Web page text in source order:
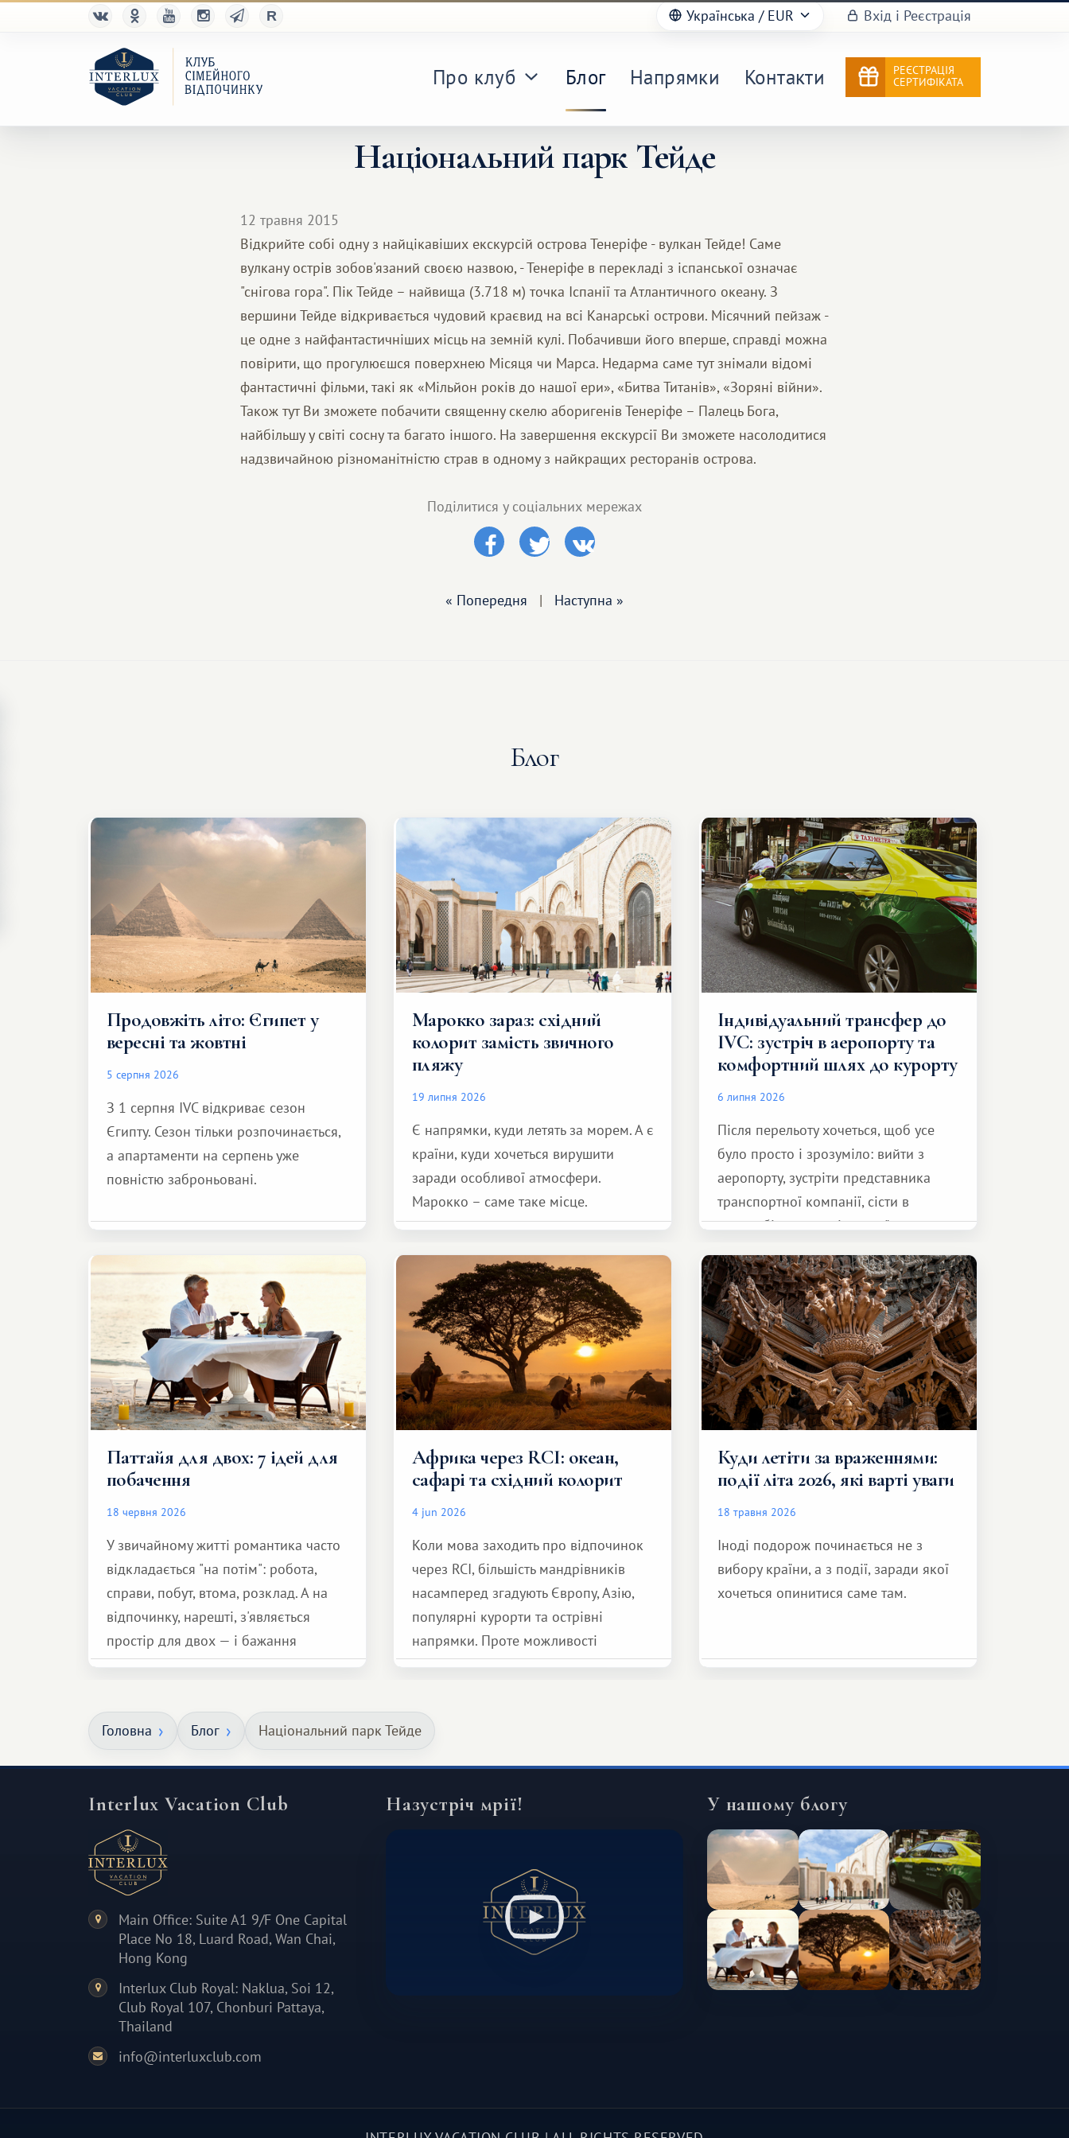
Українська / EUR Вхід і Реєстрація
Про клуб Блог Напрямки Контакти
РЕЄСТРАЦІЯ
СЕРТИФІКАТА
Національний парк Тейде
12 травня 2015
Відкрийте собі одну з найцікавіших екскурсій острова Тенеріфе - вулкан Тейде! Саме
вулкану острів зобов'язаний своєю назвою, - Тенеріфе в перекладі з іспанської означає
"снігова гора". Пік Тейде – найвища (3.718 м) точка Іспанії та Атлантичного океану. З
вершини Тейде відкривається чудовий краєвид на всі Канарські острови. Місячний пейзаж -
це одне з найфантастичніших місць на земній кулі. Побачивши його вперше, справді можна
повірити, що прогулюєшся поверхнею Місяця чи Марса. Недарма саме тут знімали відомі
фантастичні фільми, такі як «Мільйон років до нашої ери», «Битва Титанів», «Зоряні війни».
Також тут Ви зможете побачити священну скелю аборигенів Тенеріфе – Палець Бога,
найбільшу у світі сосну та багато іншого. На завершення екскурсії Ви зможете насолодитися
надзвичайною різноманітністю страв в одному з найкращих ресторанів острова.
Поділитися у соціальних мережах
« Попередня | Наступна »
Блог
Продовжіть літо: Єгипет у
вересні та жовтні
5 серпня 2026
З 1 серпня IVC відкриває сезон
Єгипту. Сезон тільки розпочинається,
а апартаменти на серпень уже
повністю заброньовані.
Марокко зараз: східний
колорит замість звичного
пляжу
19 липня 2026
Є напрямки, куди летять за морем. А є
країни, куди хочеться вирушити
заради особливої ​​атмосфери.
Марокко – саме таке місце.
Індивідуальний трансфер до
IVC: зустріч в аеропорту та
комфортний шлях до курорту
6 липня 2026
Після перельоту хочеться, щоб усе
було просто і зрозуміло: вийти з
аеропорту, зустріти представника
транспортної компанії, сісти в
автомобіль та спокійно доїхати до
Паттайя для двох: 7 ідей для
побачення
18 червня 2026
У звичайному житті романтика часто
відкладається "на потім": робота,
справи, побут, втома, розклад. А на
відпочинку, нарешті, з'являється
простір для двох — і бажання
зробити для близької людини щось
але тепле і незабутнє :)
Африка через RCI: океан,
сафарі та східний колорит
4 jun 2026
Коли мова заходить про відпочинок
через RCI, більшість мандрівників
насамперед згадують Європу, Азію,
популярні курорти та острівні
напрямки. Проте можливості
обмінної системи значно ширші.
який здатний подарувати зовсім
інший формат подорожі.
Куди летіти за враженнями:
події літа 2026, які варті уваги
18 травня 2026
Іноді подорож починається не з
вибору країни, а з події, заради якої
хочеться опинитися саме там.
Головна Блог Національний парк Тейде
Interlux Vacation Club
Main Office: Suite A1 9/F One Capital
Place No 18, Luard Road, Wan Chai,
Hong Kong
Interlux Club Royal: Naklua, Soi 12,
Club Royal 107, Chonburi Pattaya,
Thailand
info@interluxclub.com
Назустріч мрії! У нашому блогу